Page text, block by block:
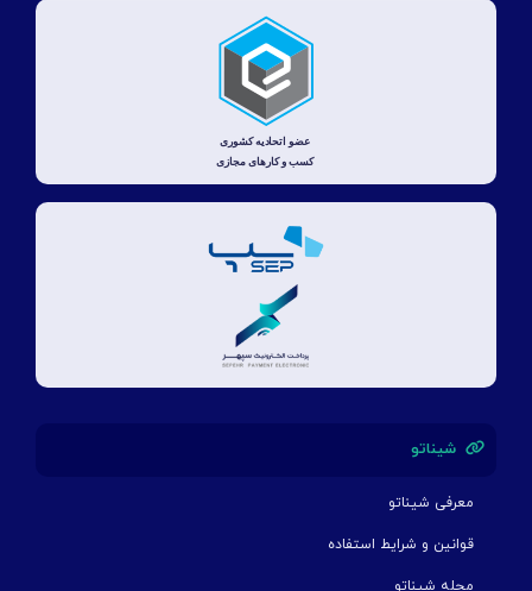
شیناتو
معرفی شیناتو
قوانین و شرایط استفاده
مجله شیناتو